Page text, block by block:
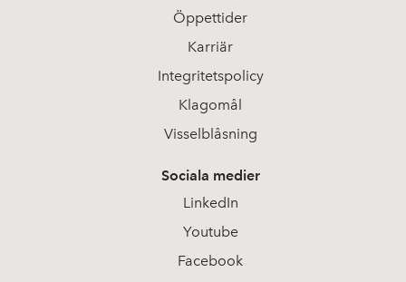
Öppettider
Karriär
Integritetspolicy
Klagomål
Visselblåsning
Sociala medier
LinkedIn
Youtube
Facebook